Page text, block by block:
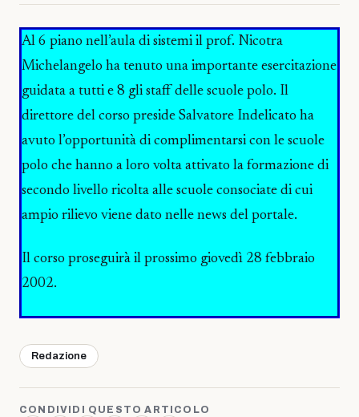
Al 6 piano nell’aula di sistemi il prof. Nicotra
Michelangelo ha tenuto una importante esercitazione
guidata a tutti e 8 gli staff delle scuole polo. Il
direttore del corso preside Salvatore Indelicato ha
avuto l’opportunità di complimentarsi con le scuole
polo che hanno a loro volta attivato la formazione di
secondo livello ricolta alle scuole consociate di cui
ampio rilievo viene dato nelle news del portale.
Il corso proseguirà il prossimo giovedì 28 febbraio
2002.
Redazione
CONDIVIDI QUESTO ARTICOLO